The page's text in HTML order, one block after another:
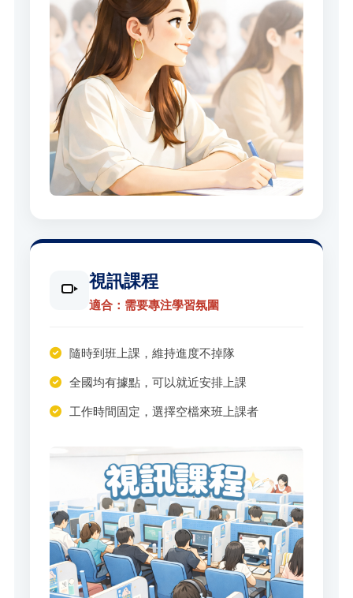
視訊課程
適合：需要專注學習氛圍
隨時到班上課，維持進度不掉隊
全國均有據點，可以就近安排上課
工作時間固定，選擇空檔來班上課者